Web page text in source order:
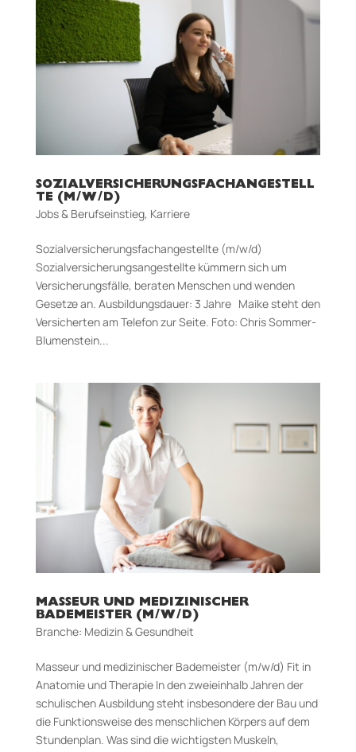
SOZIALVERSICHERUNGSFACHANGESTELL
TE (M/W/D)
Jobs & Berufseinstieg, Karriere
Sozialversicherungsfachangestellte (m/w/d)
Sozialversicherungsangestellte kümmern sich um
Versicherungsfälle, beraten Menschen und wenden
Gesetze an. Aus­bildungs­dauer: 3 Jahre Maike steht den
Versicherten am Telefon zur Seite. Foto: Chris Sommer-
Blumenstein...
MASSEUR UND MEDIZINISCHER
BADEMEISTER (M/W/D)
Branche: Medizin & Gesundheit
Masseur und medizinischer Bademeister (m/w/d) Fit in
Anatomie und Therapie In den zweieinhalb Jahren der
schulischen Ausbildung steht insbesondere der Bau und
die Funktionsweise des menschlichen Körpers auf dem
Stundenplan. Was sind die wichtigsten Muskeln,